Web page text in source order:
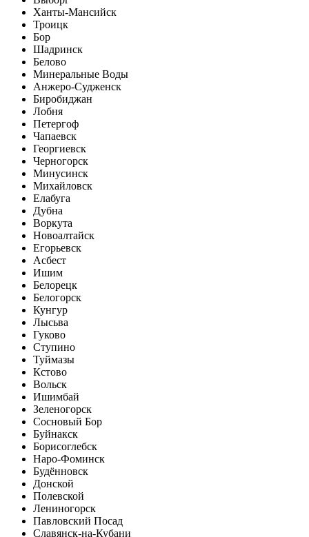
Ханты-Мансийск
Троицк
Бор
Шадринск
Белово
Минеральные Воды
Анжеро-Судженск
Биробиджан
Лобня
Петергоф
Чапаевск
Георгиевск
Черногорск
Минусинск
Михайловск
Елабуга
Дубна
Воркута
Новоалтайск
Егорьевск
Асбест
Ишим
Белорецк
Белогорск
Кунгур
Лысьва
Гуково
Ступино
Туймазы
Кстово
Вольск
Ишимбай
Зеленогорск
Сосновый Бор
Буйнакск
Борисоглебск
Наро-Фоминск
Будённовск
Донской
Полевской
Лениногорск
Павловский Посад
Славянск-на-Кубани